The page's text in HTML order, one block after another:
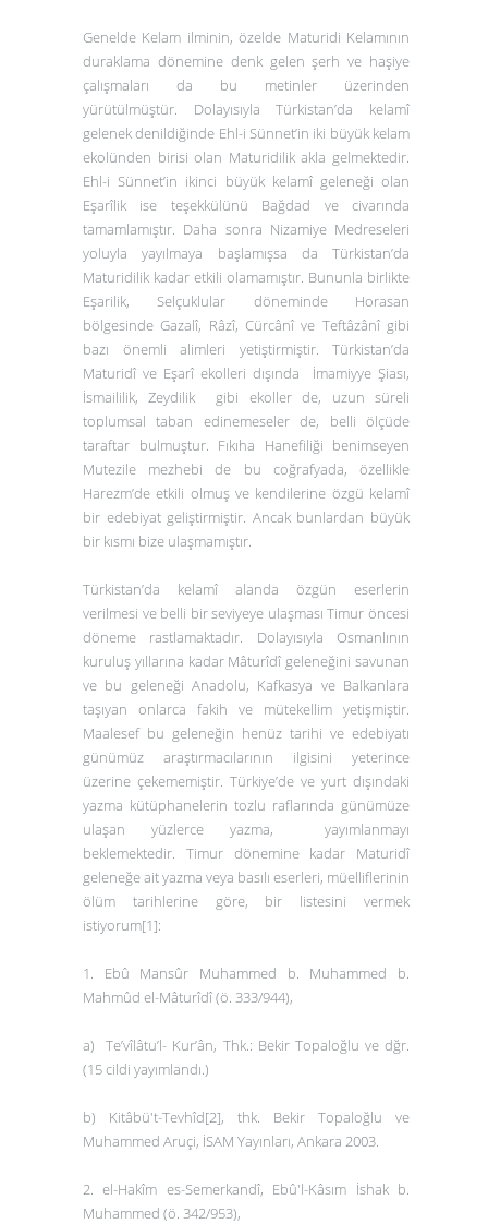
Genelde Kelam ilminin, özelde Maturidi Kelamının
duraklama dönemine denk gelen şerh ve haşiye
çalışmaları da bu metinler üzerinden
yürütülmüştür. Dolayısıyla Türkistan’da kelamî
gelenek denildiğinde Ehl-i Sünnet’in iki büyük kelam
ekolünden birisi olan Maturidilik akla gelmektedir.
Ehl-i Sünnet’in ikinci büyük kelamî geleneği olan
Eşarîlik ise teşekkülünü Bağdad ve civarında
tamamlamıştır. Daha sonra Nizamiye Medreseleri
yoluyla yayılmaya başlamışsa da Türkistan’da
Maturidilik kadar etkili olamamıştır. Bununla birlikte
Eşarilik, Selçuklular döneminde Horasan
bölgesinde Gazalî, Râzî, Cürcânî ve Teftâzânî gibi
bazı önemli alimleri yetiştirmiştir. Türkistan’da
Maturidî ve Eşarî ekolleri dışında İmamiyye Şiası,
İsmaililik, Zeydilik gibi ekoller de, uzun süreli
toplumsal taban edinemeseler de, belli ölçüde
taraftar bulmuştur. Fıkıha Hanefiliği benimseyen
Mutezile mezhebi de bu coğrafyada, özellikle
Harezm’de etkili olmuş ve kendilerine özgü kelamî
bir edebiyat geliştirmiştir. Ancak bunlardan büyük
bir kısmı bize ulaşmamıştır.
Türkistan’da kelamî alanda özgün eserlerin
verilmesi ve belli bir seviyeye ulaşması Timur öncesi
döneme rastlamaktadır. Dolayısıyla Osmanlının
kuruluş yıllarına kadar Mâturîdî geleneğini savunan
ve bu geleneği Anadolu, Kafkasya ve Balkanlara
taşıyan onlarca fakih ve mütekellim yetişmiştir.
Maalesef bu geleneğin henüz tarihi ve edebiyatı
günümüz araştırmacılarının ilgisini yeterince
üzerine çekememiştir. Türkiye’de ve yurt dışındaki
yazma kütüphanelerin tozlu raflarında günümüze
ulaşan yüzlerce yazma, yayımlanmayı
beklemektedir. Timur dönemine kadar Maturidî
geleneğe ait yazma veya basılı eserleri, müelliflerinin
ölüm tarihlerine göre, bir listesini vermek
istiyorum[1]:
1. Ebû Mansûr Muhammed b. Muhammed b.
Mahmûd el-Mâturîdî (ö. 333/944),
a)Te’vîlâtu’l- Kur’ân, Thk.: Bekir Topaloğlu ve dğr.
(15 cildi yayımlandı.)
b) Kitâbü't-Tevhîd[2], thk. Bekir Topaloğlu ve
Muhammed Aruçi, İSAM Yayınları, Ankara 2003.
2.el-Hakîm es-Semerkandî, Ebû'l-Kâsım İshak b.
Muhammed (ö. 342/953),